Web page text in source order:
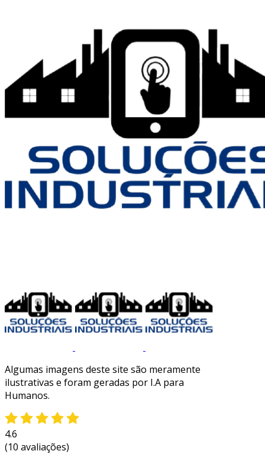
Algumas imagens deste site são meramente
ilustrativas e foram geradas por I.A para
Humanos.
4.6
(10 avaliações)